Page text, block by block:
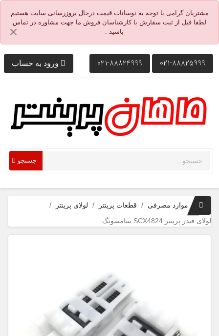
مشتریان گرامی با توجه به نوسانات قیمت درحال بروزرسانی سایت هستیم
لطفا قبل از ثبت سفارش با کارشناسان فروش ما جهت مشاوره در تماس
باشید .
021-88825999
021-88824999 ورود به حساب
جستجو
موارد مصرفی قطعات پرینتر
لولای پرینتر
لولای فیدر پرینتر SCX4824 سامسونگ